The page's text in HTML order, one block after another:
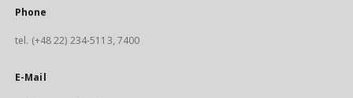
Phone
tel. (+48 22) 234-5113, 7400
E-Mail